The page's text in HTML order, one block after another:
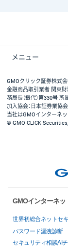
メニュー
取引規程・約款
最良執行方針
ディスクレイマ
リスク説明
GMOクリック
GMOクリック証券株式
金融商品取引業者 関東財
務局長（銀代）第330号
加入協会：日本証券業協
当社はGMOインターネッ
© GMO CLICK
GMOインターネッ
世界初総合ネットセ
パスワード漏洩診断
セキュリティ相談AI